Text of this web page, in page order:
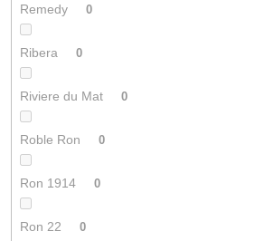
Remedy 0
Ribera 0
Riviere du Mat 0
Roble Ron 0
Ron 1914 0
Ron 22 0